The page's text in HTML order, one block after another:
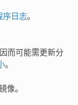
序日志。
而可能需更新分
。
像。